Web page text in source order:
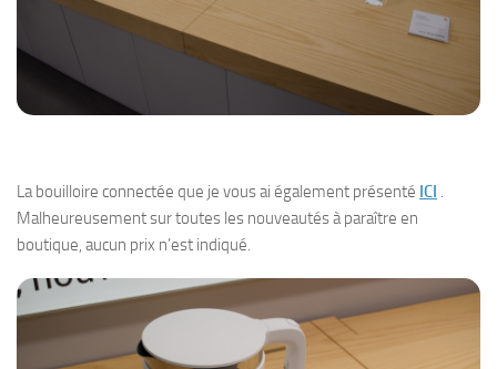
La bouilloire connectée que je vous ai également présenté ICI .
Malheureusement sur toutes les nouveautés à paraître en
boutique, aucun prix n’est indiqué.